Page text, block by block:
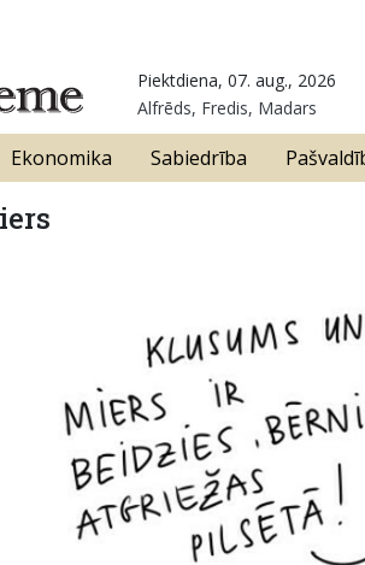
Piektdiena, 07. aug., 2026
Alfrēds, Fredis, Madars
Ekonomika Sabiedrība